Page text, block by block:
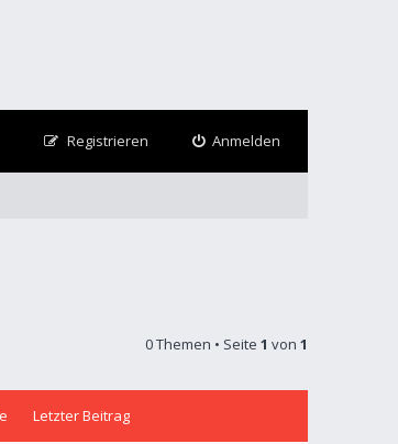
Anmelden
Registrieren
0 Themen • Seite 1 von 1
Letzter Beitrag